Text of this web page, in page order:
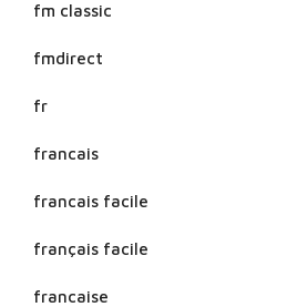
fm classic
fmdirect
fr
francais
francais facile
français facile
francaise